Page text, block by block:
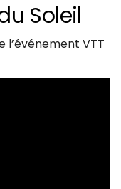
Soleil
l’événement VTT